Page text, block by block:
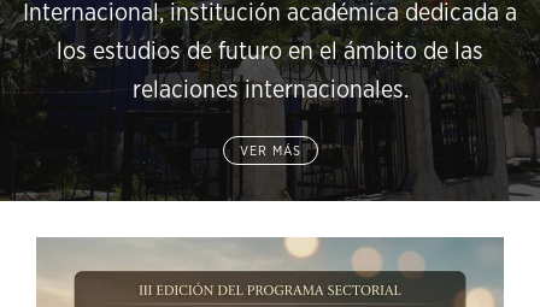
Internacional, institución académica dedicada a
los estudios de futuro en el ámbito de las
relaciones internacionales.
VER MÁS